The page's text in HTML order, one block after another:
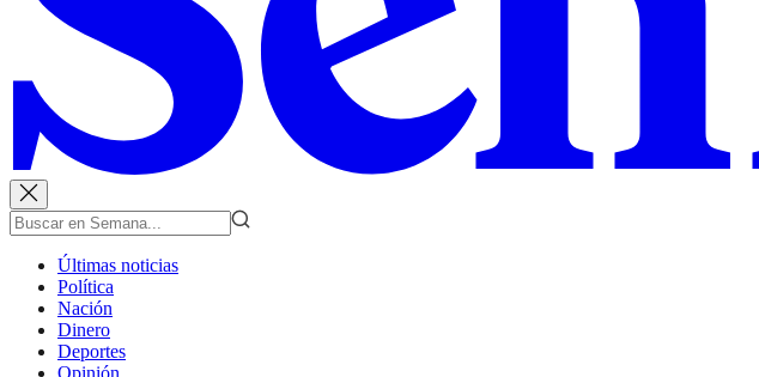
Últimas noticias
Política
Nación
Dinero
Deportes